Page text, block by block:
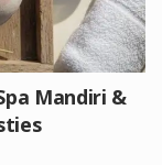
Mandiri &